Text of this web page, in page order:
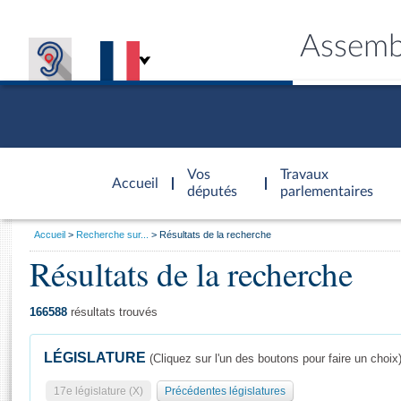
Accueil
d'accueil
Vos
députés
Travaux
parlementaires
Général
Vous
Accueil Recherche sur... Résultats de la recherche
Résultats de la recherche
166588 résultats trouvés
LÉGISLATURE (Cliquez sur l'un des boutons pour faire un choix)
17e législature (X) Précédentes législatures